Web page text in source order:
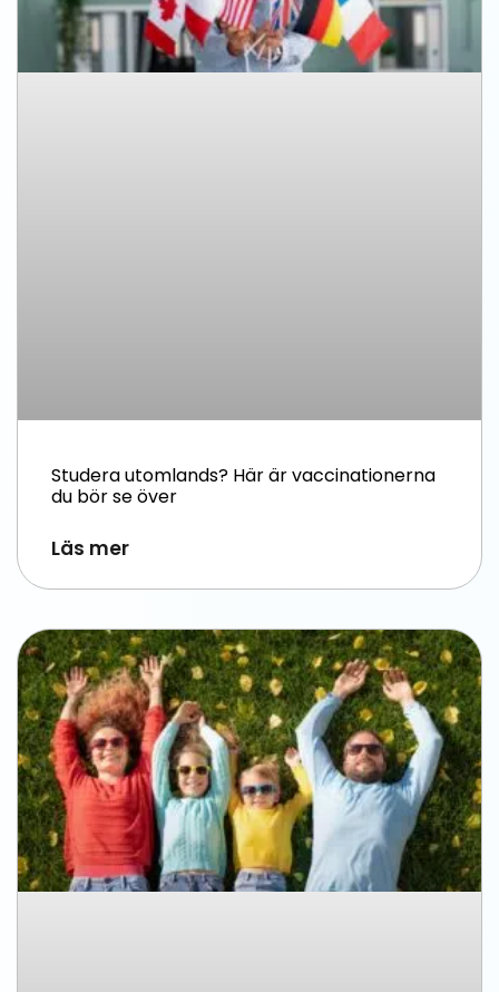
Studera utomlands? Här är vaccinationerna
du bör se över
Läs mer